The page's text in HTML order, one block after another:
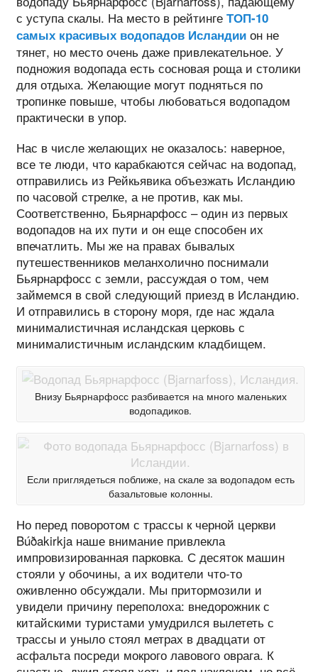
с уступа скалы. На место в рейтинге ТОП-10
самых красивых водопадов Исландиион не
тянет, но место очень даже привлекательное. У
подножия водопада есть сосновая роща и столики
для отдыха. Желающие могут подняться по
тропинке повыше, чтобы любоваться водопадом
практически в упор.
Нас в числе желающих не оказалось: наверное,
все те люди, что карабкаются сейчас на водопад,
отправились из Рейкьявика объезжать Исландию
по часовой стрелке, а не против, как мы.
Соответственно, Бьярнарфосс – один из первых
водопадов на их пути и он еще способен их
впечатлить. Мы же на правах бывалых
путешественников меланхолично поснимали
Бьярнарфосс с земли, рассуждая о том, чем
займемся в свой следующий приезд в Исландию.
И отправились в сторону моря, где нас ждала
минималистичная исландская церковь с
минималистичным исландским кладбищем.
Внизу Бьярнарфосс разбивается на много маленьких
водопадиков.
Если приглядеться поближе, на скале за водопадом есть
базальтовые колонны.
Но перед поворотом с трассы к черной церкви
Búðakirkja наше внимание привлекла
импровизированная парковка. С десяток машин
стояли у обочины, а их водители что-то
оживленно обсуждали. Мы притормозили и
увидели причину переполоха: внедорожник с
китайскими туристами умудрился вылететь с
трассы и уныло стоял метрах в двадцати от
асфальта посреди мокрого лавового оврага. К